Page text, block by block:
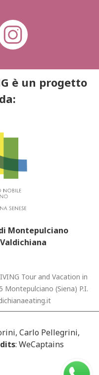
è un progetto
Montepulciano
Tour and Vacation in
Montepulciano (Siena) P.I.
Carlo Pellegrini,
: WeCaptains